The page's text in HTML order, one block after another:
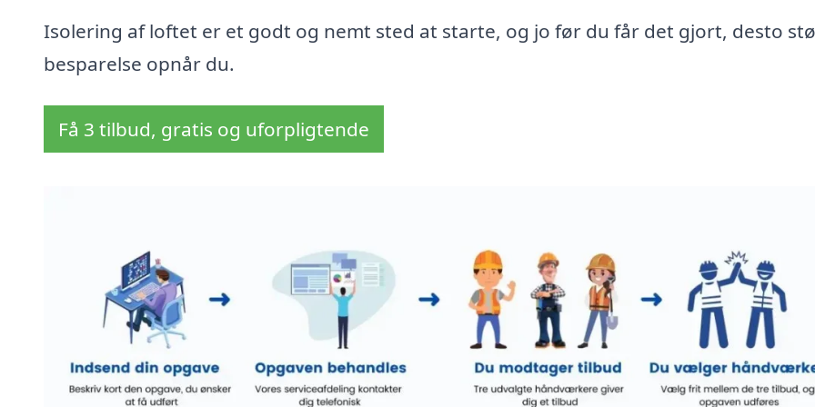
Isolering af loftet er et godt og nemt sted at starte, og jo før du får det gjort, desto
besparelse opnår du.
Få 3 tilbud, gratis og uforpligtende